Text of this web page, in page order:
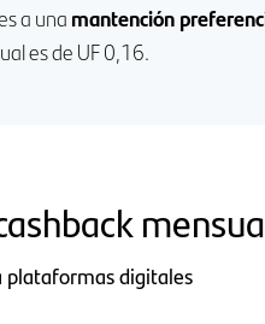
a una mantención
es de UF 0,16.
plataformas digitales